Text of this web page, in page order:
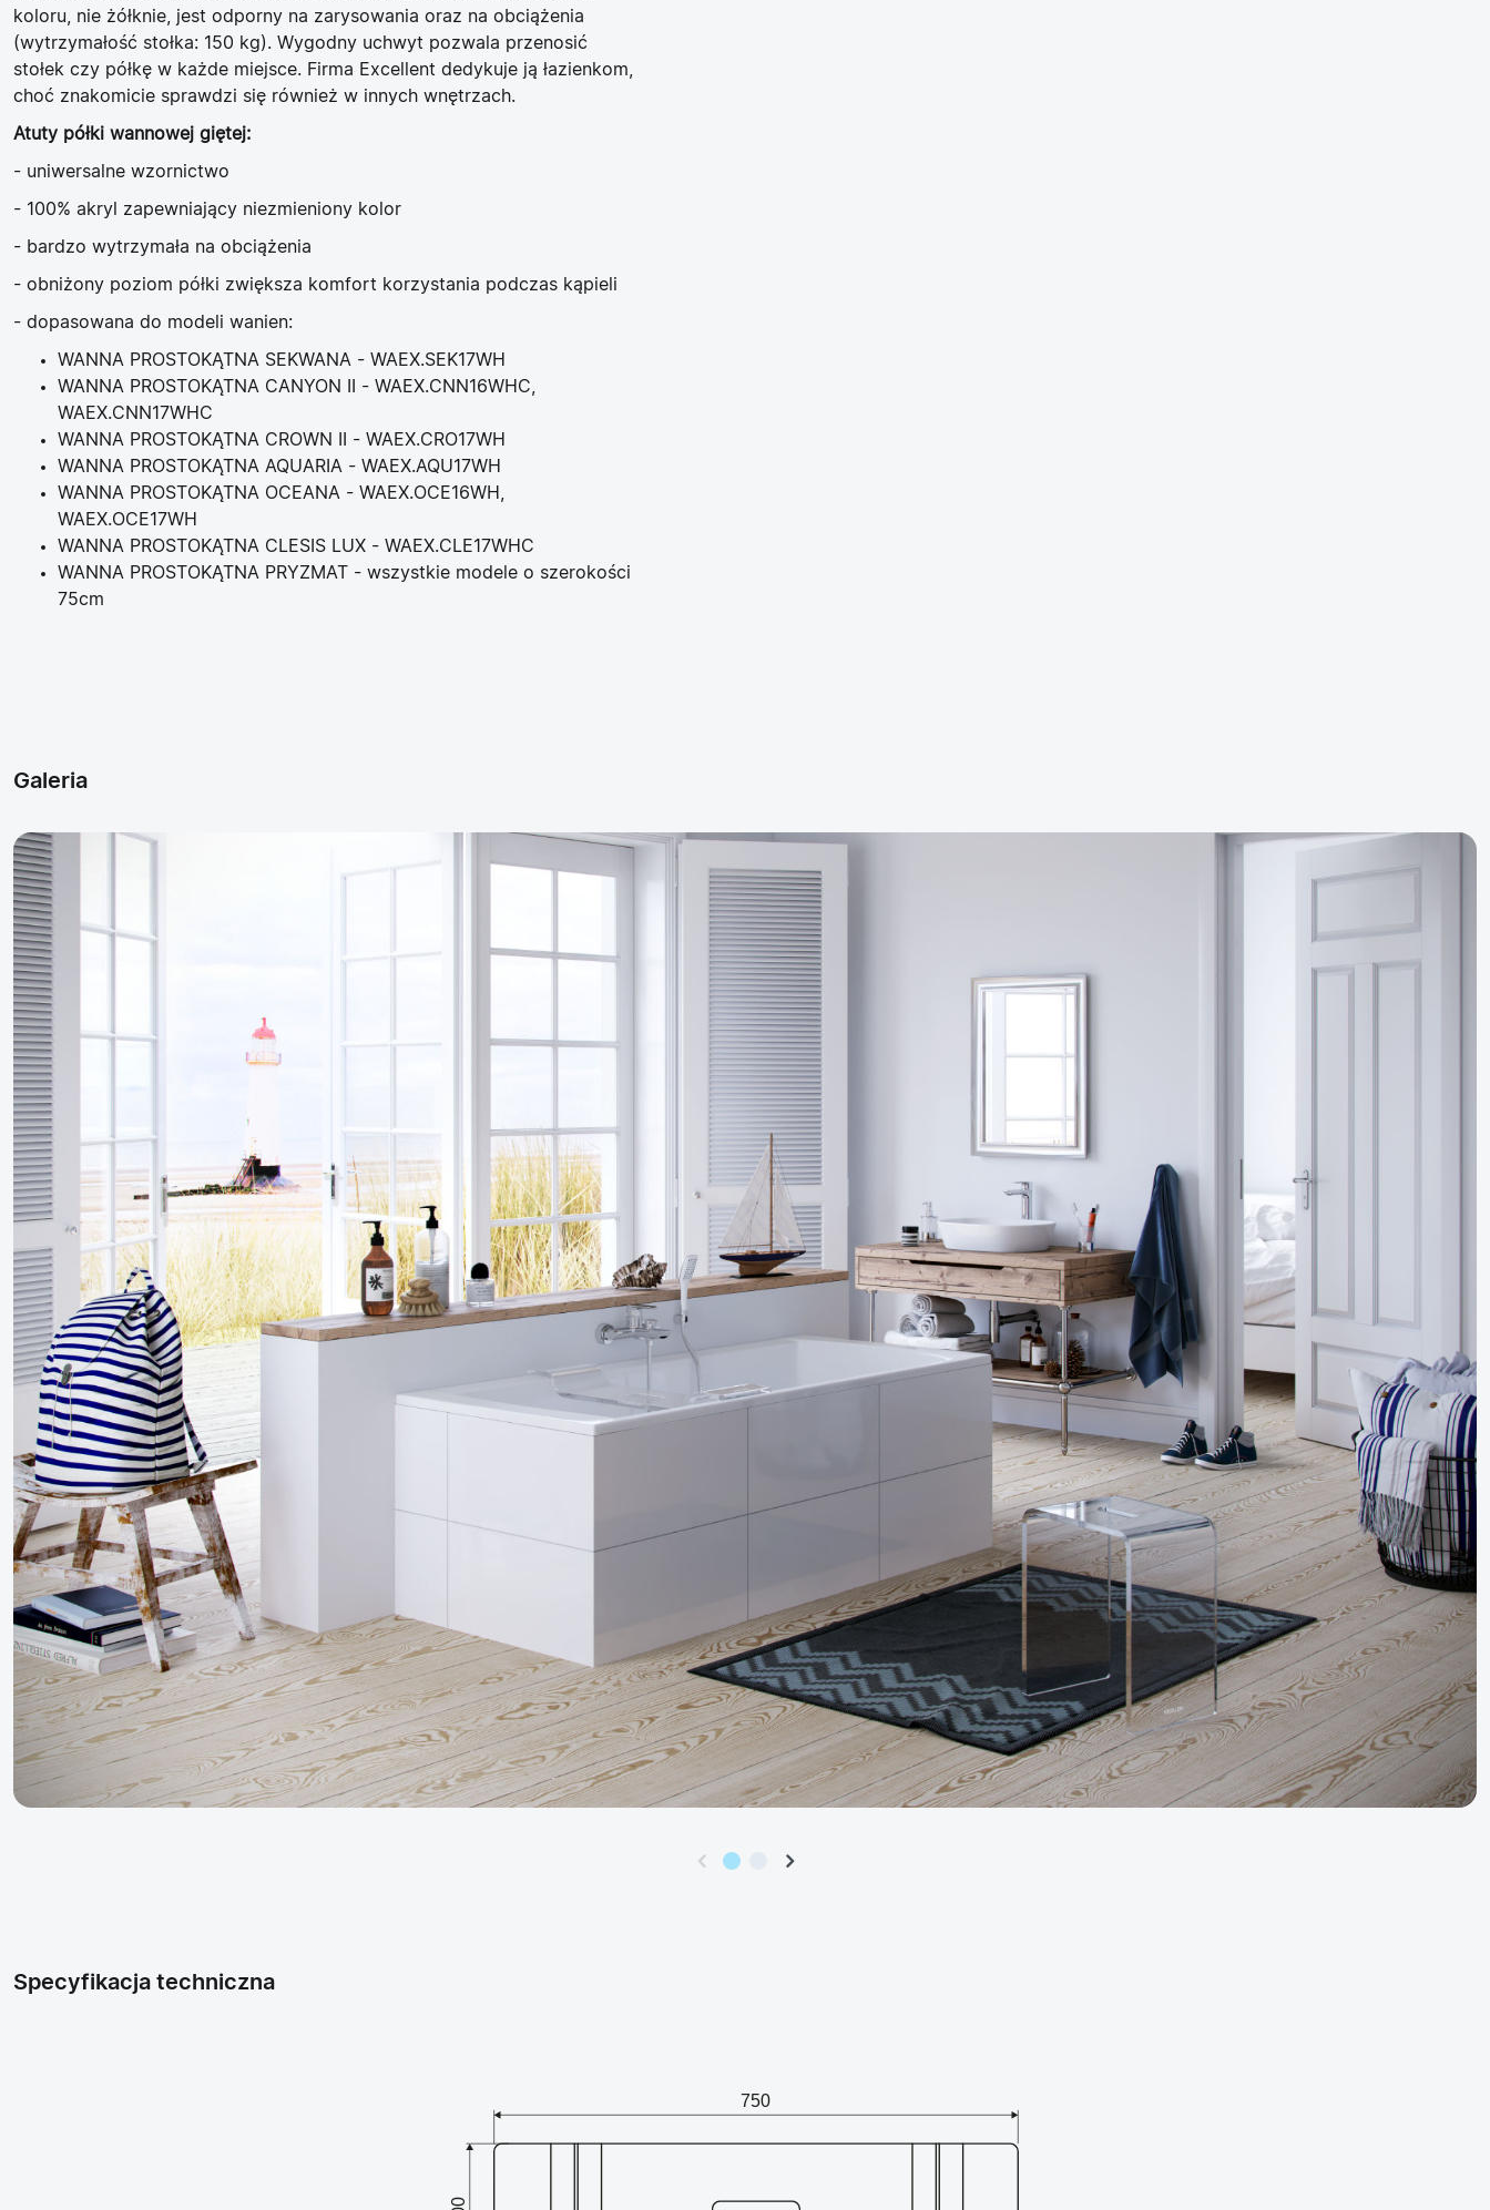
koloru, nie żółknie, jest odporny na zarysowania oraz na obciążenia
(wytrzymałość stołka: 150 kg). Wygodny uchwyt pozwala przenosić
stołek czy półkę w każde miejsce. Firma Excellent dedykuje ją łazienkom,
choć znakomicie sprawdzi się również w innych wnętrzach.
Atuty półki wannowej giętej:
- uniwersalne wzornictwo
- 100% akryl zapewniający niezmieniony kolor
- bardzo wytrzymała na obciążenia
- obniżony poziom półki zwiększa komfort korzystania podczas kąpieli
- dopasowana do modeli wanien:
WANNA PROSTOKĄTNA SEKWANA - WAEX.SEK17WH
WANNA PROSTOKĄTNA CANYON II - WAEX.CNN16WHC,
WAEX.CNN17WHC
WANNA PROSTOKĄTNA CROWN II - WAEX.CRO17WH
WANNA PROSTOKĄTNA AQUARIA - WAEX.AQU17WH
WANNA PROSTOKĄTNA OCEANA - WAEX.OCE16WH,
WAEX.OCE17WH
WANNA PROSTOKĄTNA CLESIS LUX - WAEX.CLE17WHC
WANNA PROSTOKĄTNA PRYZMAT - wszystkie modele o szerokości
75cm
Galeria
Specyfikacja techniczna